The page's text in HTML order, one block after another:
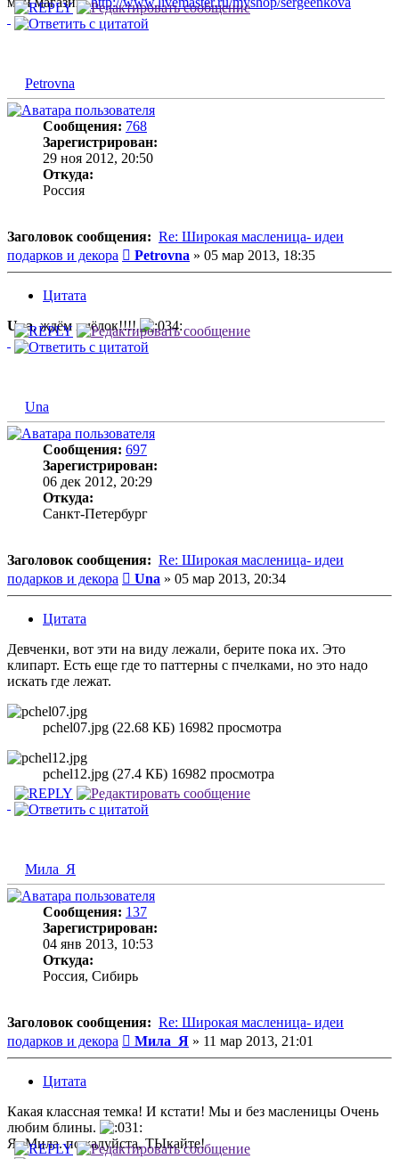
Petrovna
Сообщения: 768
Зарегистрирован:
29 ноя 2012, 20:50
Откуда:
Россия
Заголовок сообщения: Re: Широкая масленица- идеи
подарков и декора
Сообщение
Petrovna » 05 мар 2013, 18:35
Цитата
Una, ждём пчёлок!!!!
Una
Сообщения: 697
Зарегистрирован:
06 дек 2012, 20:29
Откуда:
Санкт-Петербург
Заголовок сообщения: Re: Широкая масленица- идеи
подарков и декора
Сообщение
Una » 05 мар 2013, 20:34
Цитата
Девченки, вот эти на виду лежали, берите пока их. Это
клипарт. Есть еще где то паттерны с пчелками, но это надо
искать где лежат.
pchel07.jpg (22.68 КБ) 16982 просмотра
pchel12.jpg (27.4 КБ) 16982 просмотра
Мила_Я
Сообщения: 137
Зарегистрирован:
04 янв 2013, 10:53
Откуда:
Россия, Сибирь
Заголовок сообщения: Re: Широкая масленица- идеи
подарков и декора
Сообщение
Мила_Я » 11 мар 2013, 21:01
Цитата
Какая классная темка! И кстати! Мы и без масленицы Очень
любим блины.
Я- Мила. пожалуйста, ТЫкайте!